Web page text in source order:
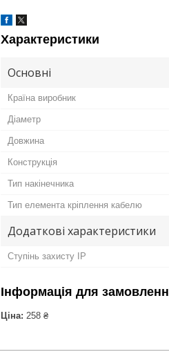
Характеристики
Основні
Країна виробник
Діаметр
Довжина
Конструкція
Тип накінечника
Тип елемента кріплення кабелю
Додаткові характеристики
Ступінь захисту IP
Інформація для
Ціна: 258 ₴